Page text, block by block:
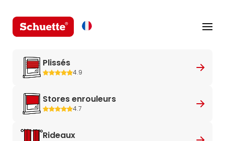
Plissés
4.9
Stores enrouleurs
4.7
Rideaux